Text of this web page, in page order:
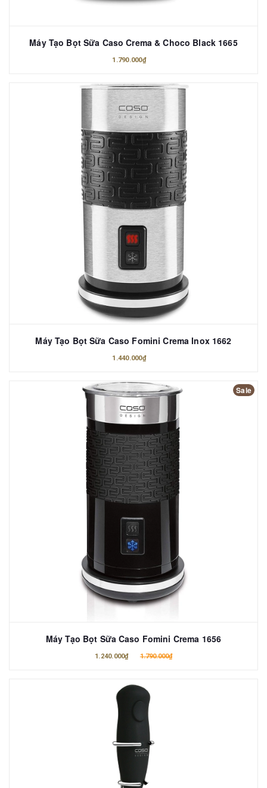
Máy Tạo Bọt Sữa Caso Crema & Choco Black 1665
1.790.000₫
Máy Tạo Bọt Sữa Caso Fomini Crema Inox 1662
1.440.000₫
Sale
Máy Tạo Bọt Sữa Caso Fomini Crema 1656
1.240.000₫ 1.790.000₫